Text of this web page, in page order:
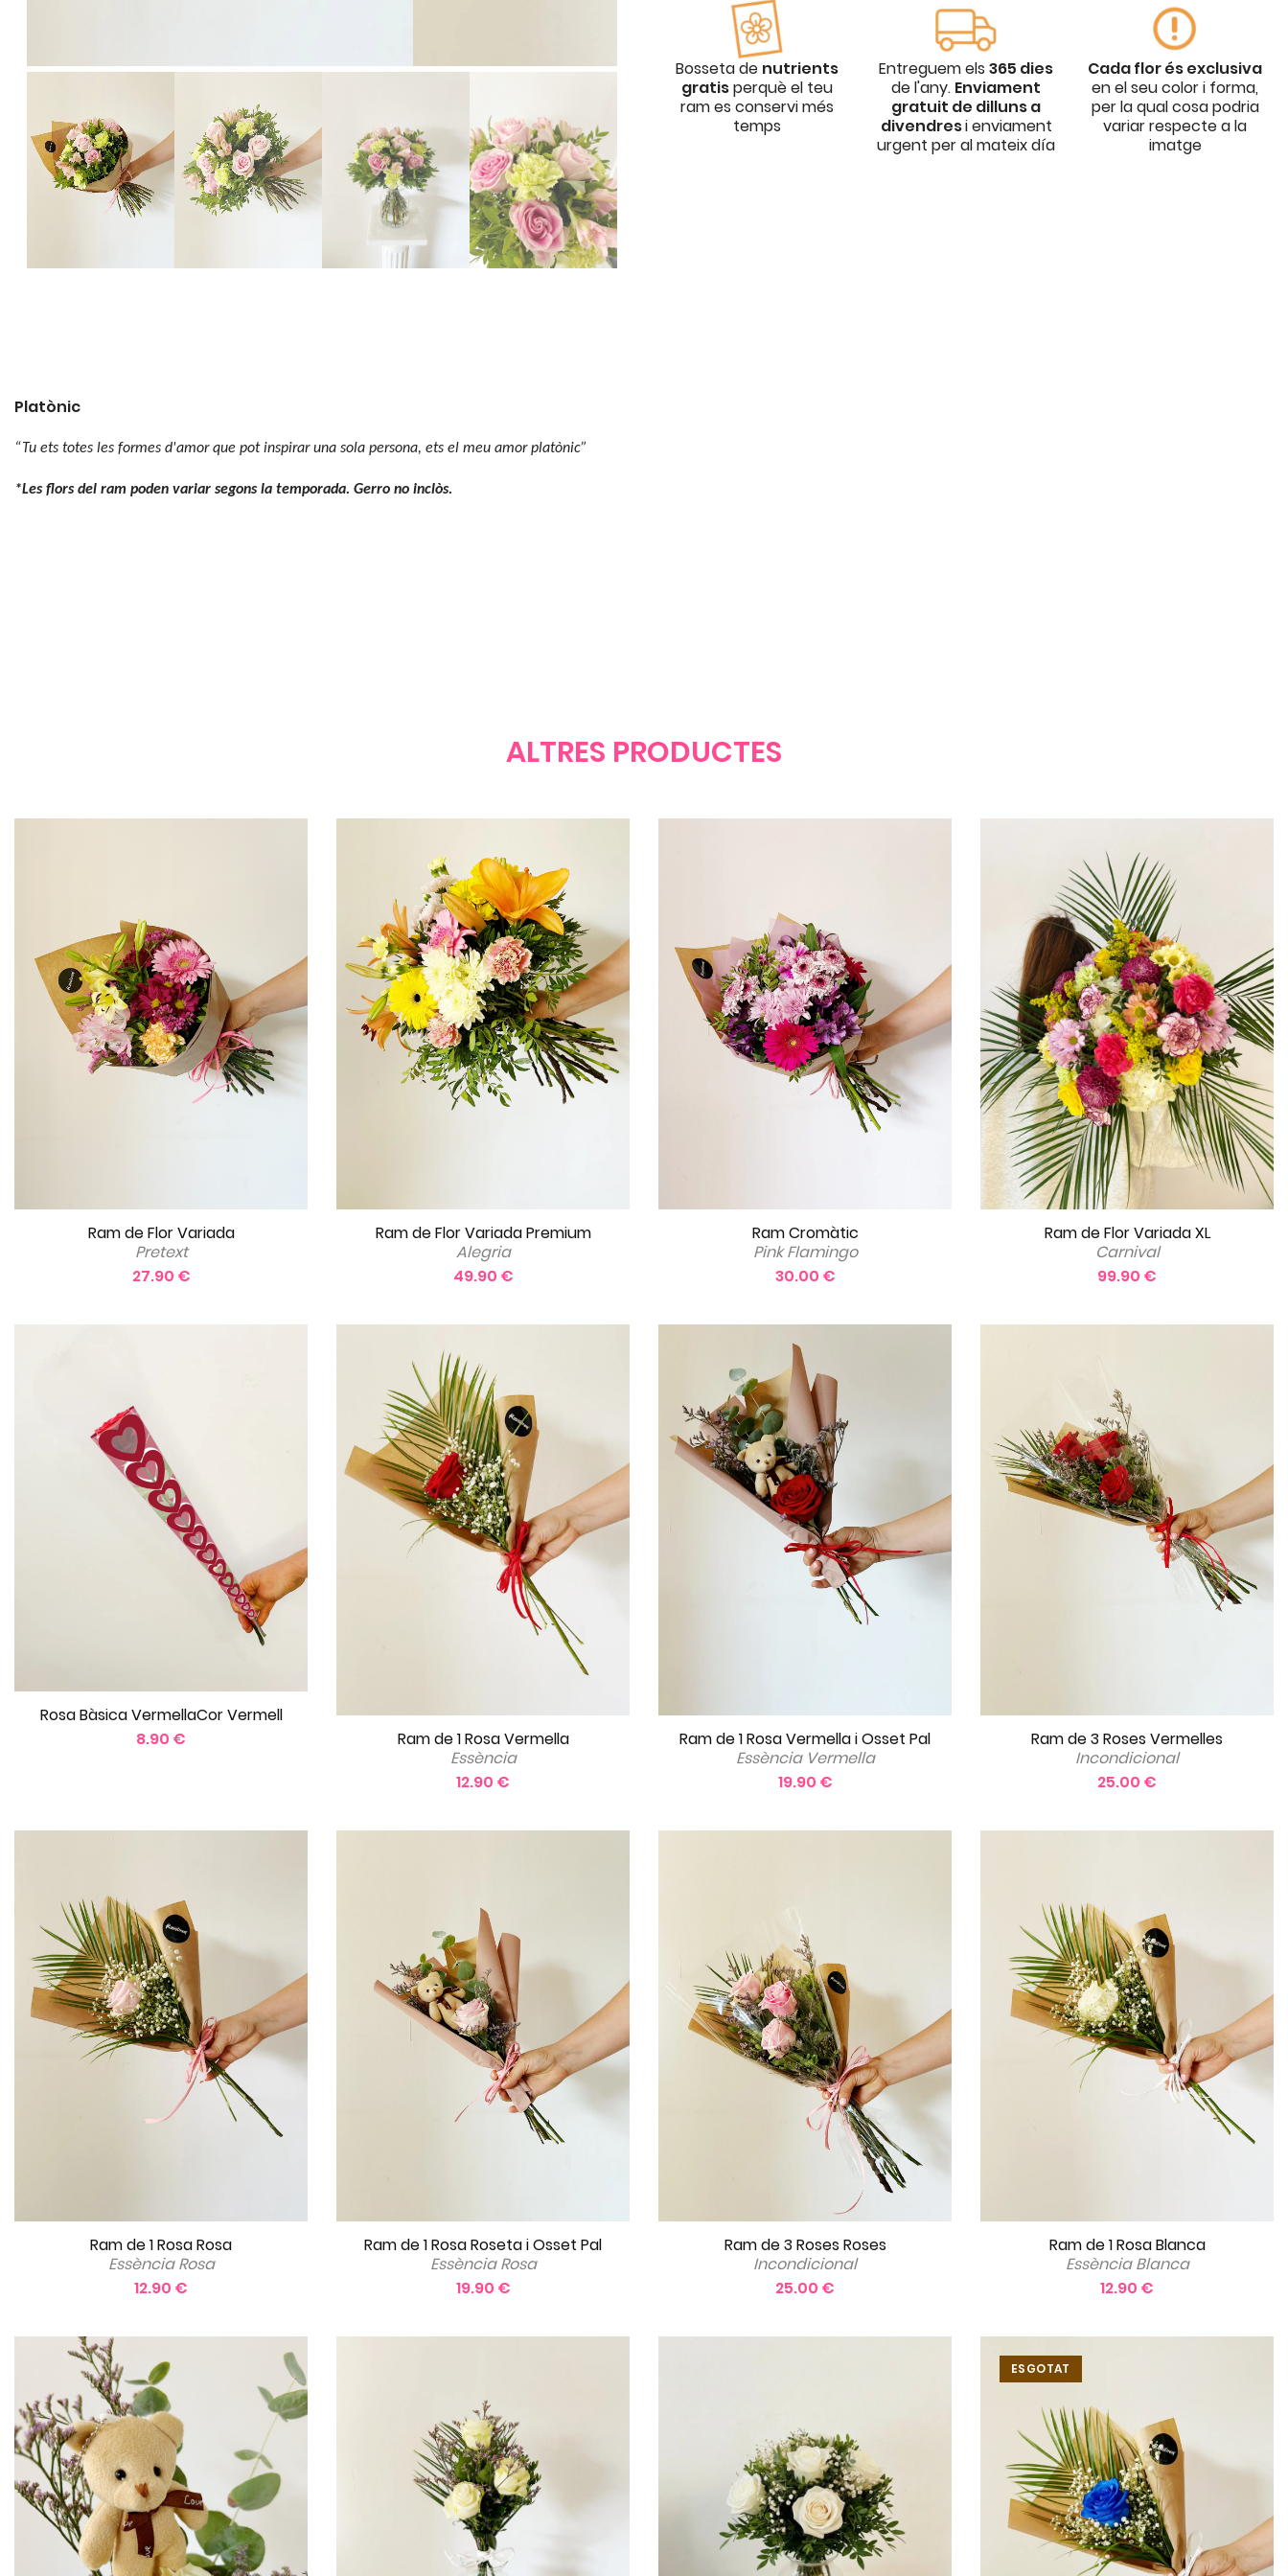
Bosseta de nutrients
gratisperquè el teu
ram es conservi més
temps
Entreguem els 365 dies
de l'any. Enviament
gratuit de dilluns a
divendresi enviament
urgent per al mateix día
Cada flor és exclusiva
en el seu color i forma,
per la qual cosa podria
variar respecte a la
imatge
Platònic
“Tu ets totes les formes d'amor que pot inspirar una sola persona, ets el meu amor platònic”
*Les flors del ram poden variar segons la temporada. Gerro no inclòs.
ALTRES PRODUCTES
Ram de Flor Variada
Pretext
27.90 €
Ram de Flor Variada Premium
Alegria
49.90 €
Ram Cromàtic
Pink Flamingo
30.00 €
Ram de Flor Variada XL
Carnival
99.90 €
Rosa Bàsica VermellaCor Vermell
8.90 €
Ram de 1 Rosa Vermella
Essència
12.90 €
Ram de 1 Rosa Vermella i Osset Pal
Essència Vermella
19.90 €
Ram de 3 Roses Vermelles
Incondicional
25.00 €
Ram de 1 Rosa Rosa
Essència Rosa
12.90 €
Ram de 1 Rosa Roseta i Osset Pal
Essència Rosa
19.90 €
Ram de 3 Roses Roses
Incondicional
25.00 €
Ram de 1 Rosa Blanca
Essència Blanca
12.90 €
ESGOTAT